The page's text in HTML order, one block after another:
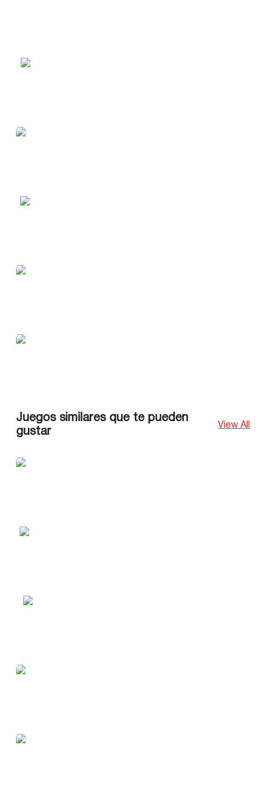
Juegos similares que te pueden
gustar
View All